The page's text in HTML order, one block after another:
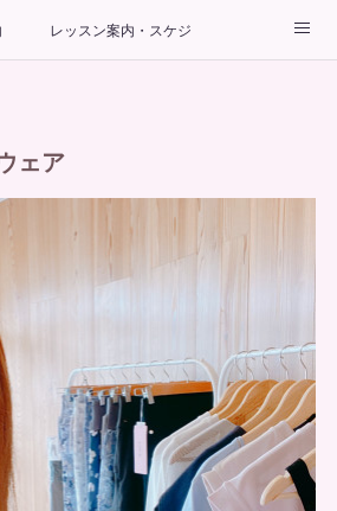
レッスン案内・スケジュール
ェア